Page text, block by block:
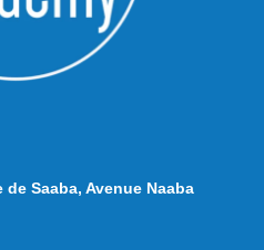
de Saaba, Avenue Naaba